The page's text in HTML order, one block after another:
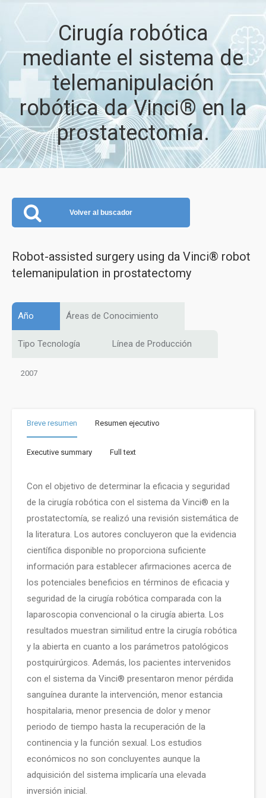
Cirugía robótica
mediante el sistema de
telemanipulación
robótica da Vinci® en la
prostatectomía.
Volver al buscador
Robot-assisted surgery using da Vinci® robot
telemanipulation in prostatectomy
Año Áreas de Conocimiento
Tipo Tecnología Línea de Producción
2007
Breve resumen Resumen ejecutivo
Executive summary Full text
Con el objetivo de determinar la eficacia y seguridad
de la cirugía robótica con el sistema da Vinci® en la
prostatectomía, se realizó una revisión sistemática de
la literatura. Los autores concluyeron que la evidencia
científica disponible no proporciona suficiente
información para establecer afirmaciones acerca de
los potenciales beneficios en términos de eficacia y
seguridad de la cirugía robótica comparada con la
laparoscopia convencional o la cirugía abierta. Los
resultados muestran similitud entre la cirugía robótica
y la abierta en cuanto a los parámetros patológicos
postquirúrgicos. Además, los pacientes intervenidos
con el sistema da Vinci® presentaron menor pérdida
sanguínea durante la intervención, menor estancia
hospitalaria, menor presencia de dolor y menor
periodo de tiempo hasta la recuperación de la
continencia y la función sexual. Los estudios
económicos no son concluyentes aunque la
adquisición del sistema implicaría una elevada
inversión inicial.